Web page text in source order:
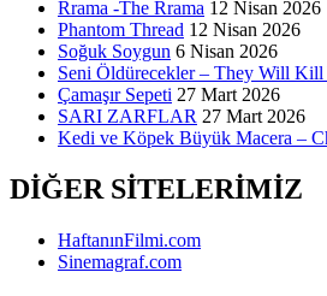
Rrama -The Rrama 12 Nisan 2026
Phantom Thread 12 Nisan 2026
Soğuk Soygun 6 Nisan 2026
Seni Öldürecekler – They Will Kill
Çamaşır Sepeti 27 Mart 2026
SARI ZARFLAR 27 Mart 2026
Kedi ve Köpek Büyük Macera –
DIĞER SITELERIMIZ
HaftanınFilmi.com
Sinemagraf.com